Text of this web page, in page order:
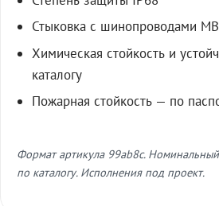
Стыковка с шинопроводами
Химическая стойкость и
каталогу
Пожарная стойкость — по
Формат артикула 99ab8c.
по каталогу. Исполнения под проект.